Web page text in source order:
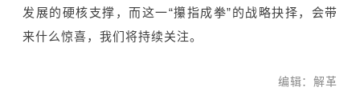
发展的硬核支撑，而这一“攥指成拳”的战略抉择，会带
来什么惊喜，我们将持续关注。
编辑： 解革